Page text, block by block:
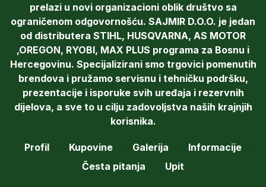
prelazi u novi organizacioni oblik društvo sa
ograničenom odgovornošću. SAJMIR D.O.O. je jedan
od distributera STIHL, HUSQVARNA, AS MOTOR
,OREGON, RYOBI, MAX PLUS programa za Bosnu i
Hercegovinu. Specijalizirani smo trgovici pomenutih
brendova i pružamo servisnu i tehničku podršku,
prezentacije i isporuke svih uređaja i rezervnih
dijelova, a sve to u cilju zadovoljstva naših krajnjih
korisnika.
Profil Kupovine Galerija
Informacije
Česta pitanja
Upit